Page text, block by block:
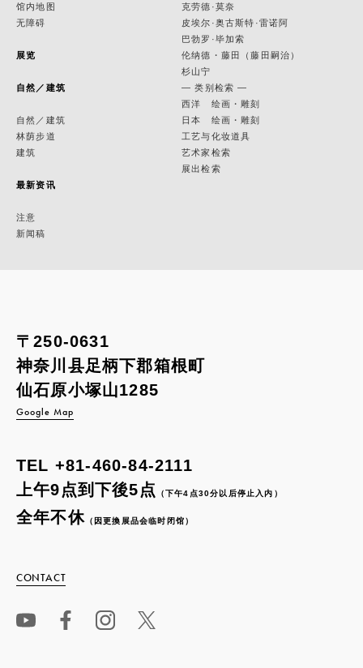
馆内地图
无障碍
展览
自然／建筑
自然／建筑
林荫步道
建筑
最新资讯
注意
新闻稿
克劳德·莫奈
皮埃尔·奥古斯特·雷诺阿
巴勃罗·毕加索
伦纳德・藤田（藤田嗣治）
杉山宁
— 类别检索 —
西洋 绘画・雕刻
日本 绘画・雕刻
工艺与化妆道具
艺术家检索
展出检索
〒250-0631
神奈川县足柄下郡箱根町
仙石原小塚山1285
Google Map
TEL +81-460-84-2111
上午9点到下後5点
（下午4点30分以后停止入内）
全年不休（因更換展品会临时闭馆）
CONTACT